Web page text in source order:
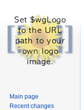
Main page
Recent changes